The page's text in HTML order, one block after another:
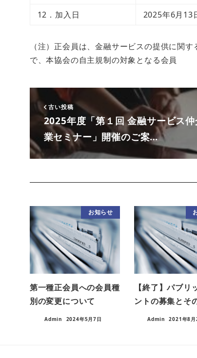
12．加入日
2025年6月13
（注）正会員は、金融サービスの提供に関
で、本協会の自主規制の対象となる会員
古い投稿
2025年度「第１回 金融サービス
業セミナー」開催のご案…
お知らせ
第一種正会員への会員種
別の変更について
Admin 2024年5月7日
【終了】パブリ
ントの募集とそ
Admin 2021年8月